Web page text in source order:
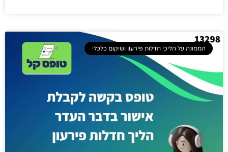
הממונה על הליכי חדלות פירעון ושיקום כלכלי